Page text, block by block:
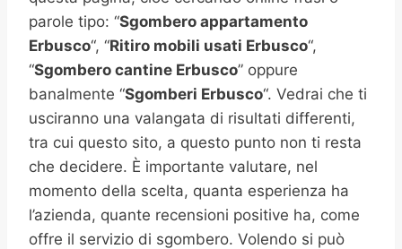
parole tipo: “Sgombero appartamento
Erbusco“, “Ritiro mobili usati Erbusco“,
“Sgombero cantine Erbusco” oppure
banalmente “Sgomberi Erbusco“. Vedrai che ti
usciranno una valangata di risultati differenti,
tra cui questo sito, a questo punto non ti resta
che decidere. È importante valutare, nel
momento della scelta, quanta esperienza ha
l’azienda, quante recensioni positive ha, come
offre il servizio di sgombero. Volendo si può